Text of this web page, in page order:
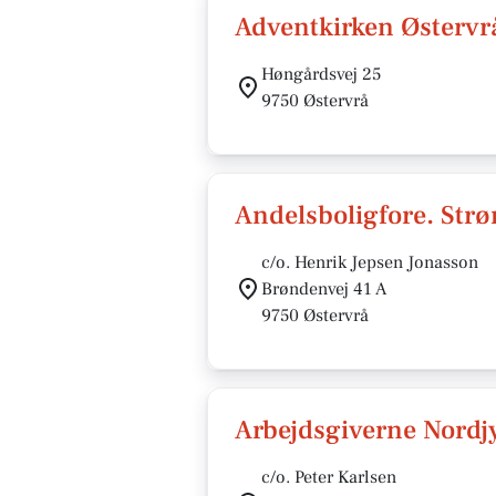
Adventkirken
Høngårdsvej 25
9750 Østervrå
Andelsboligfore.
c/o. Henrik Jepsen Jonasson
Brøndenvej 41 A
9750 Østervrå
Arbejdsgiverne
c/o. Peter Karlsen